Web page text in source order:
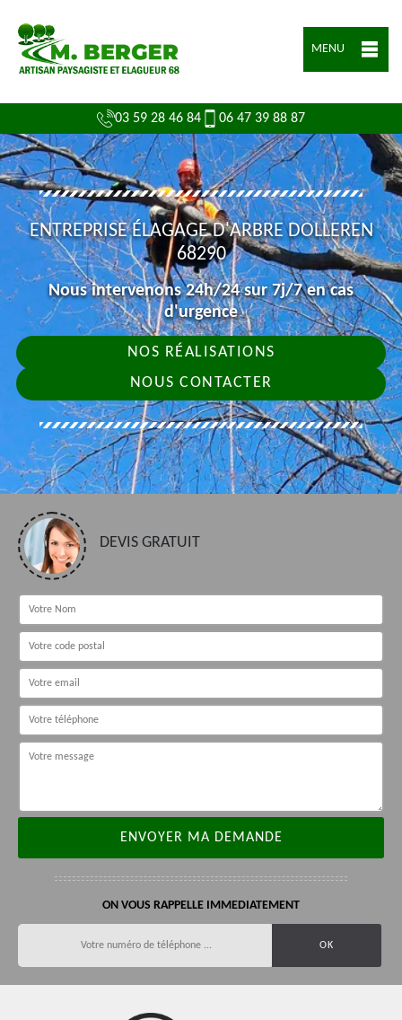
MENU
03 59 28 46 84 06 47 39 88 87
ENTREPRISE ÉLAGAGE D'ARBRE DOLLEREN
68290
Nous intervenons 24h/24 sur 7j/7 en cas
d'urgence
NOS RÉALISATIONS
NOUS CONTACTER
DEVIS GRATUIT
ON VOUS RAPPELLE IMMEDIATEMENT